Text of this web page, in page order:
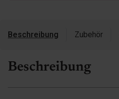
Beschreibung Zubehör
Beschreibung